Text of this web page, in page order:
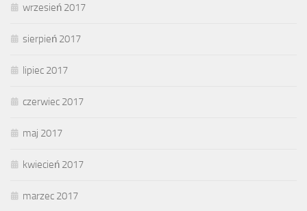
wrzesień 2017
sierpień 2017
lipiec 2017
czerwiec 2017
maj 2017
kwiecień 2017
marzec 2017